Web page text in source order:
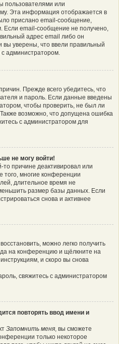
пользователями или
Эта информация отображается в
прислано email-сообщение,
Если email-сообщение не получено,
адрес email либо он
уверены, что ввели правильный
с администратором.
Прежде всего убедитесь, что
и пароль. Если данные введены
чтобы проверить, не был ли
возможно, что допущена ошибка
с администратором для
не могу войти!
причине деактивировал или
того, многие конференции
длительное время не
размер базы данных. Если
снова и активнее
можно легко получить
на конференцию и щёлкните на
и скоро вы снова
свяжитесь с администратором
повторять ввод имени и
Запомнить меня, вы сможете
только некоторое